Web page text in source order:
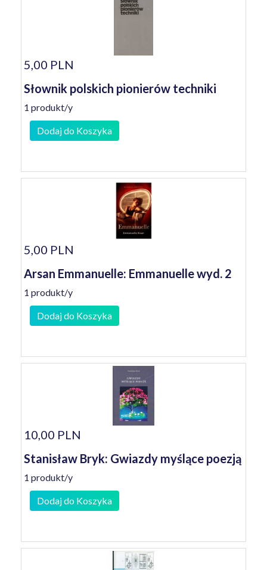
5,00 PLN
Słownik polskich pionierów techniki
1 produkt/y
Dodaj do Koszyka
5,00 PLN
Arsan Emmanuelle: Emmanuelle wyd. 2
1 produkt/y
Dodaj do Koszyka
10,00 PLN
Stanisław Bryk: Gwiazdy myślące poezją
1 produkt/y
Dodaj do Koszyka